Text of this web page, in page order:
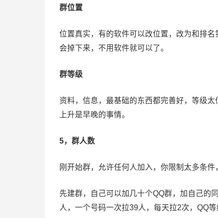
群位置
位置真实，有的软件可以改位置，改为和排
会掉下来，不用软件就可以了。
群等级
资料，信息，最基础的东西都完善好，等级
上升是早晚的事情。
5，群人数
刚开始群，允许任何人加入，你限制太多条
先建群，自己可以加几十个QQ群，加自己的
人，一个号码一次拉39人，每天拉2次，QQ